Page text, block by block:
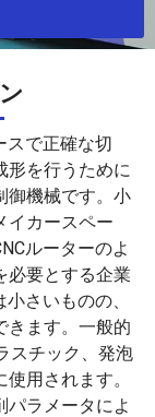
スで正確な切
形を行うために
御機械です。小
イカースペー
ルーターのよ
必要とする企業
さいものの、
きます。一般的
スチック、発泡
用されます。
パラメータによ